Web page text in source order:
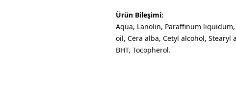
Ürün Bileşimi:
Aqua, Lanolin, Paraffinum
oil, Cera alba, Cetyl alcohol, Stearyl
BHT, Tocopherol.